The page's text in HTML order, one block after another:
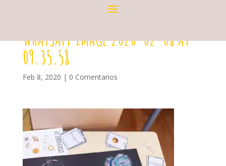
WHATSAPP IMAGE 2020-02-08 AT
09.35.58
Feb 8, 2020 | 0 Comentarios